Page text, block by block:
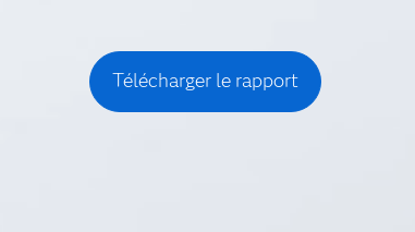
Télécharger le rapport